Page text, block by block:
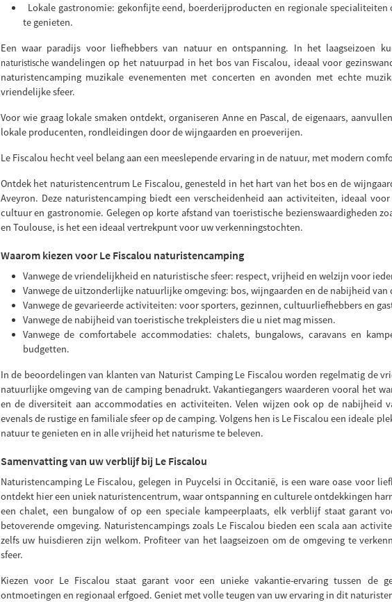
Lokale gastronomie: gekonfijte eend, boerderijproducten en regionale
te genieten.
Een waar paradijs voor liefhebbers van natuur en ontspanning. In het laagseizoen
naturistischewandelingen op het natuurpad in het bos van Fiscalou, ideaal voor
naturistencamping muzikale evenementen met concerten en avonden met echte
vriendelijke sfeer.
Voor wie graag lokale smaken ontdekt, organiseren Anne en Pascal, de eigenaars,
lokale producenten, rondleidingen door de wijngaarden en proeverijen.
Le Fiscalou hecht veel belang aan een meeslepende ervaring in de natuur, met modern
Ontdek het naturistencentrum Le Fiscalou, genesteld in het hart van het bos en de
Aveyron. Deze naturistencamping biedt een verscheidenheid aan activiteiten, ideaal
cultuur en gastronomie. Gelegen op korte afstand van toeristische bezienswaardigheden
en Toulouse, is het een ideaal vertrekpunt voor uw verkenningstochten.
Waarom kiezen voor Le Fiscalou naturistencamping
Vanwege de vriendelijkheid en naturistische sfeer: respect, vrijheid en welzijn voor
Vanwege de uitzonderlijke natuurlijke omgeving: bos, wijngaarden en de nabijheid van
Vanwege de gevarieerde activiteiten: voor sporters, gezinnen, cultuurliefhebbers en
Vanwege de nabijheid van toeristische trekpleisters die u niet mag missen.
Vanwege de comfortabele accommodaties: chalets, bungalows, caravans en
budgetten.
In de beoordelingen van klanten van Naturist Camping Le Fiscalou worden regelmatig de
natuurlijke omgeving van de camping benadrukt. Vakantiegangers waarderen vooral het
en de diversiteit aan accommodaties en activiteiten. Velen wijzen ook op de nabijheid
evenals de rustige en familiale sfeer op de camping. Volgens hen is Le Fiscalou een ideale
natuur te genieten en in alle vrijheid het naturisme te beleven.
Samenvatting van uw verblijf bij Le Fiscalou
Naturistencamping Le Fiscalou, gelegen in Puycelsi in Occitanië, is een ware oase voor
ontdekt hier een uniek naturistencentrum, waar ontspanning en culturele ontdekkingen
een chalet, een bungalow of op een speciale kampeerplaats, elk verblijf staat garant
betoverende omgeving. Naturistencampings zoals Le Fiscalou bieden een scala aan
zelfs uw huisdieren zijn welkom. Profiteer van het laagseizoen om de omgeving te
sfeer.
Kiezen voor Le Fiscalou staat garant voor een unieke vakantie-ervaring tussen de
ontmoetingen en regionaal erfgoed. Geniet met volle teugen van uw ervaring in dit